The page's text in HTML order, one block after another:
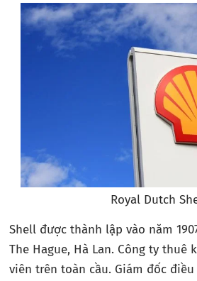
Royal Dutch
Shell được thành lập vào năm
The Hague, Hà Lan. Công ty thuê
viên trên toàn cầu. Giám đốc